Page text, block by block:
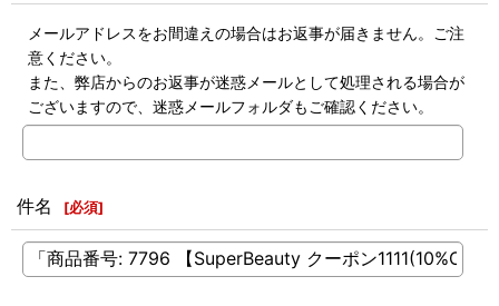
メールアドレスをお間違えの場合はお返事が届きません。ご注
意ください。
また、弊店からのお返事が迷惑メールとして処理される場合が
ございますので、迷惑メールフォルダもご確認ください。
件名 [必須]